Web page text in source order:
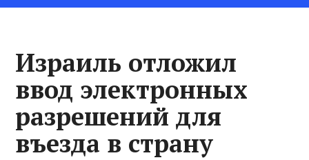
Израиль отложил
ввод электронных
разрешений для
въезда в страну